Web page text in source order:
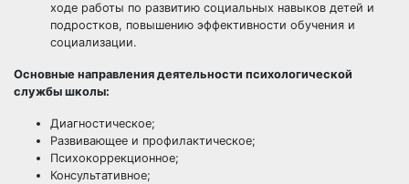
ходе работы по развитию социальных навыков детей и
подростков, повышению эффективности обучения и
социализации.
Основные направления деятельности психологической
службы школы:
Диагностическое;
Развивающее и профилактическое;
Психокоррекционное;
Консультативное;